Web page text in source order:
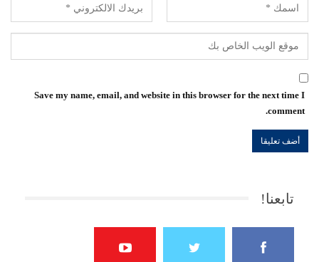
Save my name, email, and website in this browser for the next time I
comment.
تابعنا!